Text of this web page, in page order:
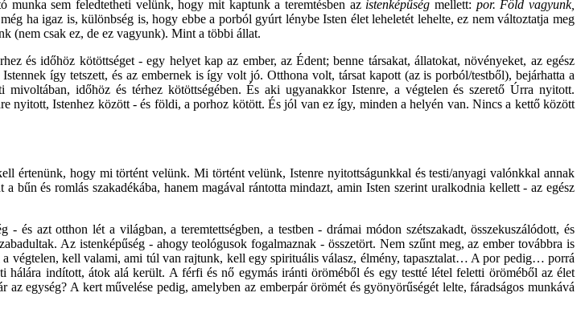
munka sem feledtetheti velünk, hogy mit kaptunk a teremtésben az istenképűség mellett: por. Föld vagyunk,
ha igaz is, különbség is, hogy ebbe a porból gyúrt lénybe Isten élet leheletét lehelte, ez nem változtatja meg
(nem csak ez, de ez vagyunk). Mint a többi állat.
és időhöz kötöttséget - egy helyet kap az ember, az Édent; benne társakat, állatokat, növényeket, az egész
így tetszett, és az embernek is így volt jó. Otthona volt, társat kapott (az is porból/testből), bejárhatta a
időhöz és térhez kötöttségében. És aki ugyanakkor Istenre, a végtelen és szerető Úrra nyitott.
nyitott, Istenhez között - és földi, a porhoz kötött. És jól van ez így, minden a helyén van. Nincs a kettő között
értenünk, hogy mi történt velünk. Mi történt velünk, Istenre nyitottságunkkal és testi/anyagi valónkkal annak
bűn és romlás szakadékába, hanem magával rántotta mindazt, amin Isten szerint uralkodnia kellett - az egész
azt otthon lét a világban, a teremtettségben, a testben - drámai módon szétszakadt, összekuszálódott, és
Az istenképűség - ahogy teológusok fogalmaznak - összetört. Nem szűnt meg, az ember továbbra is
végtelen, kell valami, ami túl van rajtunk, kell egy spirituális válasz, élmény, tapasztalat… A por pedig… porrá
indított, átok alá került. A férfi és nő egymás iránti öröméből és egy testté létel feletti öröméből az élet
egység? A kert művelése pedig, amelyben az emberpár örömét és gyönyörűségét lelte, fáradságos munkává